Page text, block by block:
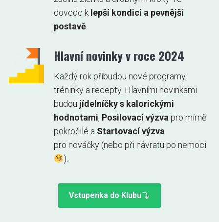
dovede k lepší kondici a pevnější
postavě.
Hlavní novinky v roce 2024
Každý rok přibudou nové programy,
tréninky a recepty. Hlavními novinkami
budou jídelníčky s kalorickými
hodnotami, Posilovací výzva pro mírně
pokročilé a Startovací výzva
pro nováčky (nebo při návratu po nemoci
).
Vstupenka do Klubu